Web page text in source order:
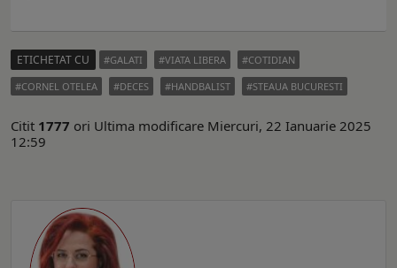
ETICHETAT CU GALATI VIATA LIBERA
COTIDIAN
CORNEL OTELEA
DECES HANDBALIST STEAUA BUCURESTI
Citit 1777 ori Ultima modificare Miercuri, 22 Ianuarie 2025
12:59